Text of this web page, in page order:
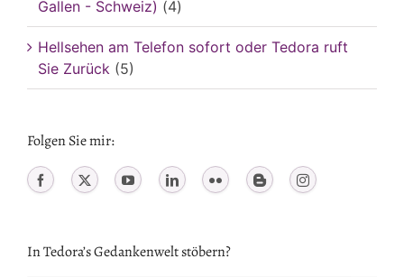
Gallen - Schweiz) (4)
Hellsehen am Telefon sofort oder Tedora ruft
Sie Zurück (5)
Folgen Sie mir:
In Tedora’s Gedankenwelt stöbern?